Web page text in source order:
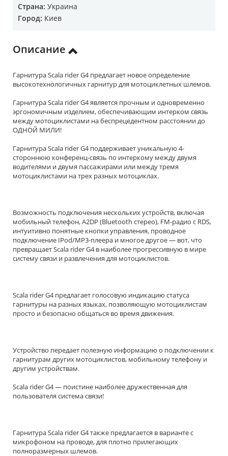
Страна: Украина
Город: Киев
Описание
Гарнитура Scala rider G4 предлагает новое определение
высокотехнологичных гарнитур для мотоциклетных шлемов.
Гарнитура Scala rider G4 является прочным и одновременно
эргономичным изделием, обеспечивающим интерком связь
между мотоциклистами на беспрецедентном расстоянии до
ОДНОЙ МИЛИ!
Гарнитура Scala rider G4 поддерживает уникальную 4-
стороннюю конференц-связь по интеркому между двумя
водителями и двумя пассажирами или между тремя
мотоциклистами на трех разных мотоциклах.
Возможность подключения нескольких устройств, включая
мобильный телефон, A2DP (Bluetooth стерео), FM-радио с RDS,
интуитивно понятные кнопки управления, проводное
подключение IPod/MP3-плеера и многое другое — вот, что
превращает Scala rider G4 в наиболее прогрессивную в мире
систему связи и развлечения для мотоциклистов.
Scala rider G4 предлагает голосовую индикацию статуса
гарнитуры на разных языках, позволяющую мотоциклистам
просто и безопасно общаться во время движения.
Устройство передает полезную информацию о подключении к
гарнитурам других мотоциклистов, мобильному телефону и
другим устройствам.
Scala rider G4 — поистине наиболее дружественная для
пользователя система связи!
Гарнитура Scala rider G4 также предлагается в варианте с
микрофоном на проводе, для плотно прилегающих
полноразмерных шлемов.